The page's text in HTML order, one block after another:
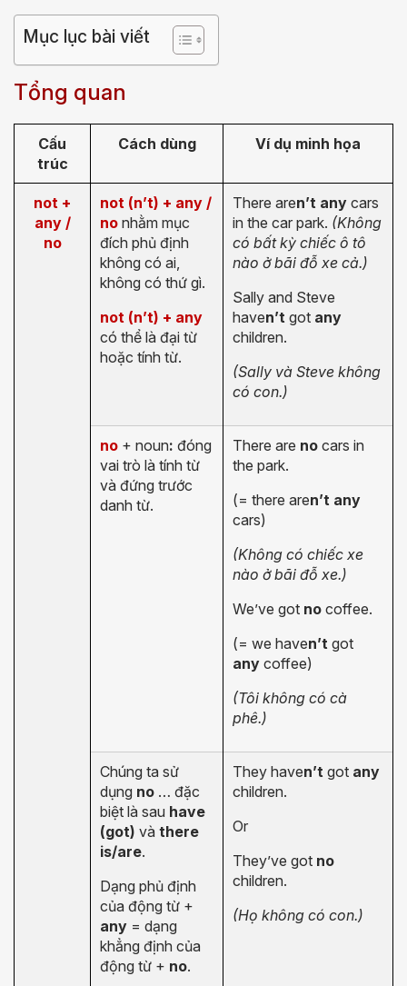
Mục lục bài viết
Tổng quan
Cấu
trúc
Cách dùng Ví dụ minh họa
not +
any /
no
not (n’t) + any /
no nhằm mục
đích phủ định
không có ai,
không có thứ gì.
not (n’t) + any
có thể là đại từ
hoặc tính từ.
There aren’t any cars
in the car park. (Không
có bất kỳ chiếc ô tô
nào ở bãi đỗ xe cả.)
Sally and Steve
haven’t got any
children.
(Sally và Steve không
có con.)
no + noun: đóng
vai trò là tính từ
và đứng trước
danh từ.
There are no cars in
the park.
(= there aren’t any
cars)
(Không có chiếc xe
nào ở bãi đỗ xe.)
We’ve got no coffee.
(= we haven’t got
any coffee)
(Tôi không có cà
phê.)
Chúng ta sử
dụng no … đặc
biệt là sau have
(got) và there
is/are.
Dạng phủ định
của động từ +
any = dạng
khẳng định của
động từ + no.
They haven’t got any
children.
Or
They’ve got no
children.
(Họ không có con.)